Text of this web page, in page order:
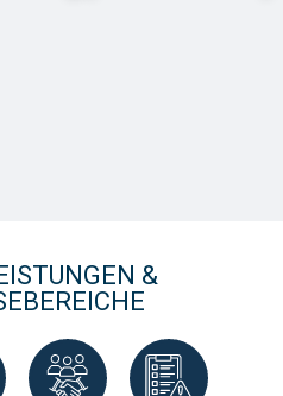
&